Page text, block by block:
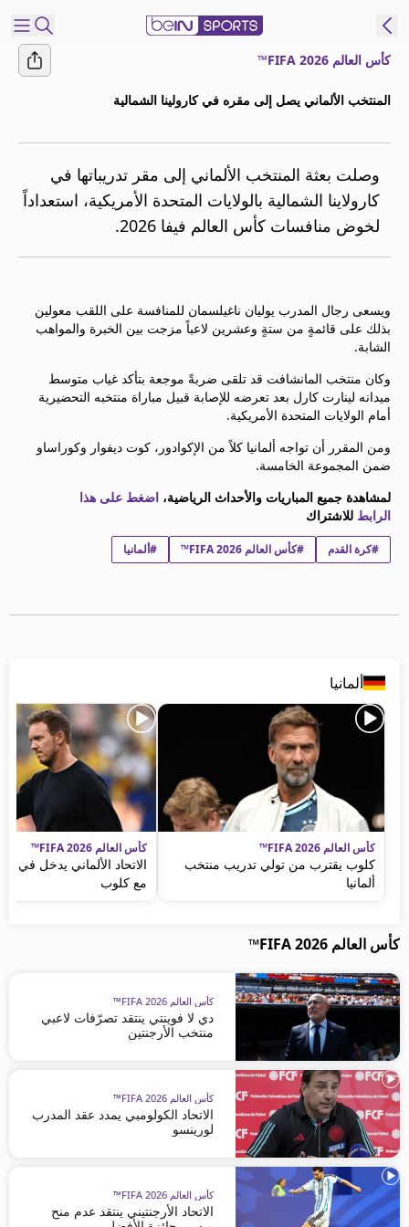
النسخة
MENA
إدارة
قائمة
النشرة
اتصل بنا
beIN CONNECT
beIN MEDIA GROUP
ترددات beIN SPORTS
الأسئلة الأكثر شيوعاً
دليل التلفاز
احصل على beIN
معلومات عن هذا الموقع
كأس العالم FIFA 2026™
المنتخب الألماني يصل إلى مقره في كارولينا الشمالية
وصلت بعثة المنتخب الألماني إلى مقر تدريباتها في
كارولاينا الشمالية بالولايات المتحدة الأمريكية، استعداداً
لخوض منافسات كأس العالم فيفا 2026.
ويسعى رجال المدرب يوليان ناغيلسمان للمنافسة على اللقب معولين
بذلك على قائمةٍ من ستةٍ وعشرين لاعباً مزجت بين الخبرة والمواهب
الشابة.
وكان منتخب المانشافت قد تلقى ضربةً موجعة بتأكد غياب متوسط
ميدانه لينارت كارل بعد تعرضه للإصابة قبيل مباراة منتخبه التحضيرية
أمام الولايات المتحدة الأمريكية.
ومن المقرر أن تواجه ألمانيا كلاً من الإكوادور، كوت ديفوار وكوراساو
ضمن المجموعة الخامسة.
لمشاهدة جميع المباريات والأحداث الرياضية، اضغط على هذا
الرابط للاشتراك
#كرة القدم #كأس العالم FIFA 2026™ #ألمانيا
ألمانيا
كأس العالم FIFA 2026™
كلوب يقترب من تولي تدريب منتخب
ألمانيا
كأس العالم FIFA 2026™
الاتحاد الألماني يدخل في
مع كلوب
كأس العالم FIFA 2026™
كأس العالم FIFA 2026™
دي لا فوينتي ينتقد تصرّفات لاعبي
منتخب الأرجنتين
كأس العالم FIFA 2026™
الاتحاد الكولومبي يمدد عقد المدرب
لورينسو
كأس العالم FIFA 2026™
الاتحاد الأرجنتيني ينتقد عدم منح